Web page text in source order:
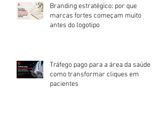
Branding estratégico: por que
marcas fortes começam muito
antes do logotipo
Tráfego pago para a área da saúde:
como transformar cliques em
pacientes